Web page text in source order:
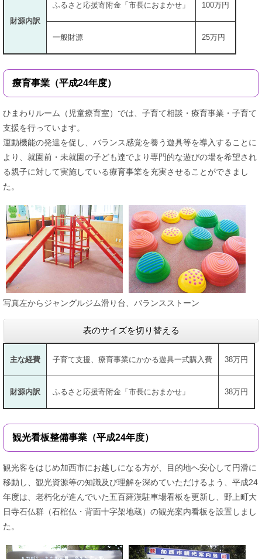
財源内訳
ふるさと応援寄附金「市長におまかせ」 100万円
一般財源 25万円
療育事業（平成24年度）
ひまわりルーム（児童療育室）では、子育て相談・療育事業・子育て
支援を行っています。
運動機能の発達を促し、バランス感覚を養う遊具等を導入することに
より、就園前・未就園の子ども達でより専門的な遊びの場を希望され
る親子に対して実施している療育事業を充実させることができまし
た。
写真左からジャングルジム滑り台、バランスストーン
表のサイズを切り替える
主な経費 子育て支援、療育事業にかかる遊具一式購入費 38万円
財源内訳 ふるさと応援寄附金「市長におまかせ」 38万円
観光看板整備事業（平成24年度）
観光客をはじめ加西市にお越しになる方が、目的地へ安心して円滑に
移動し、観光資源等の知識及び理解を深めていただけるよう、平成24
年度は、老朽化が進んでいた五百羅漢駐車場看板を更新し、野上町大
日寺石仏群（石棺仏・背面十字架地蔵）の観光案内看板を設置しまし
た。